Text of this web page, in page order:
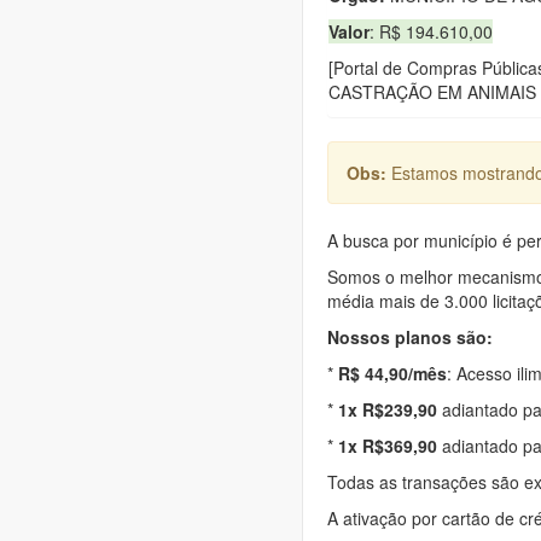
Valor: R$ 194.610,00
[Portal de Compras
CASTRAÇÃO EM
Obs: Estamos
A busca por município é
Somos o melhor
média mais de 3.000
Nossos planos são:
* R$ 44,90/mês: Acesso
* 1x R$239,90 adiantado
* 1x R$369,90 adiantado
Todas as transações são
A ativação por cartão de